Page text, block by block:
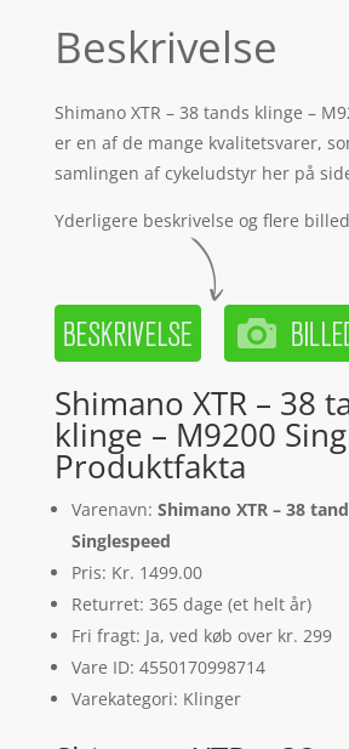
Beskrivelse
Shimano XTR – 38 tands klinge –
er en af de mange kvalitetsvarer,
samlingen af cykeludstyr her på
Yderligere beskrivelse og flere
Shimano XTR – 38
klinge – M9200
Produktfakta
Varenavn: Shimano XTR – 38
Singlespeed
Pris: Kr. 1499.00
Returret: 365 dage (et helt år)
Fri fragt: Ja, ved køb over kr. 299
Vare ID: 4550170998714
Varekategori: Klinger